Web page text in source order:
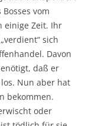
vom
einige Zeit. Ihr
sich
Davon
daß er
Nun aber hat
bekommen.
oder